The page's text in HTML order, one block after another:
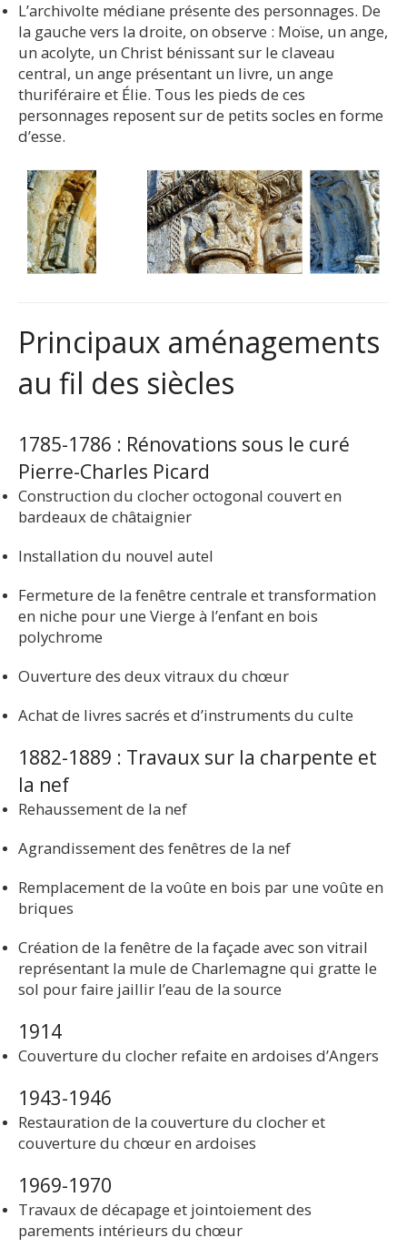
L’archivolte médiane présente des personnages. De
la gauche vers la droite, on observe : Moïse, un ange,
un acolyte, un Christ bénissant sur le claveau
central, un ange présentant un livre, un ange
thuriféraire et Élie. Tous les pieds de ces
personnages reposent sur de petits socles en forme
d’esse.
Principaux aménagements
au fil des siècles
1785-1786 : Rénovations sous le curé
Pierre-Charles Picard
Construction du clocher octogonal couvert en
bardeaux de châtaignier
Installation du nouvel autel
Fermeture de la fenêtre centrale et transformation
en niche pour une Vierge à l’enfant en bois
polychrome
Ouverture des deux vitraux du chœur
Achat de livres sacrés et d’instruments du culte
1882-1889 : Travaux sur la charpente et
la nef
Rehaussement de la nef
Agrandissement des fenêtres de la nef
Remplacement de la voûte en bois par une voûte en
briques
Création de la fenêtre de la façade avec son vitrail
représentant la mule de Charlemagne qui gratte le
sol pour faire jaillir l’eau de la source
1914
Couverture du clocher refaite en ardoises d’Angers
1943-1946
Restauration de la couverture du clocher et
couverture du chœur en ardoises
1969-1970
Travaux de décapage et jointoiement des
parements intérieurs du chœur